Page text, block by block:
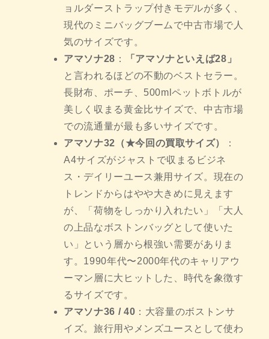
ョルダーストラップ付きモデルが多く、
現代のミニバッグブームで中古市場で人
気のサイズです。
アマソナ28 ：
「アマソナといえば28」
と言われるほどの不動のベストセラー。
長財布、ポーチ、500mlペットボトルが
美しく収まる黄金比サイズで、中古市場
での流通量が最も多いサイズです。
アマソナ32（★今回の買取サイズ）
：
A4サイズがジャストで収まるビジネ
ス・デイリーユース兼用サイズ。現在の
トレンドからはやや大きめに見えます
が、「荷物をしっかり入れたい」「大人
の上品なボストンバッグとして使いた
い」という層から根強い需要がありま
す。1990年代〜2000年代のキャリアウ
ーマン層に大ヒットした、時代を象徴す
るサイズです。
アマソナ36 / 40 ：大容量のボストンサ
イズ。旅行用やメンズユースとして使わ